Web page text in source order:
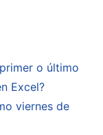
o último
Excel?
viernes de